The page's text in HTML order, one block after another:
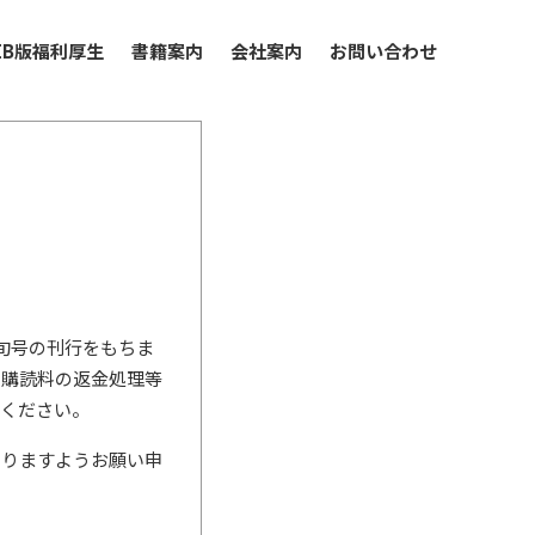
版福利厚生 書籍案内 会社案内 お問い合わせ
号の刊行をもちま
読料の返金処理等
ださい。
ますようお願い申